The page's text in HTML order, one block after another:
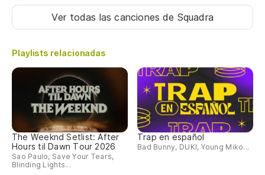
Ver todas las cancionesde Squadra
Playlists relacionadas
The Weeknd Setlist: After
Hours til Dawn Tour 2026
Sao Paulo, Save Your Tears,
Blinding Lights...
Trap en español
Bad Bunny, DUKI, Young Miko...